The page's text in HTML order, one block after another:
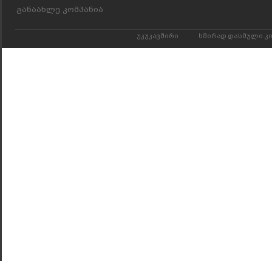
განაახლე კომპანია
უკუკავშირი ხშირად დასმული